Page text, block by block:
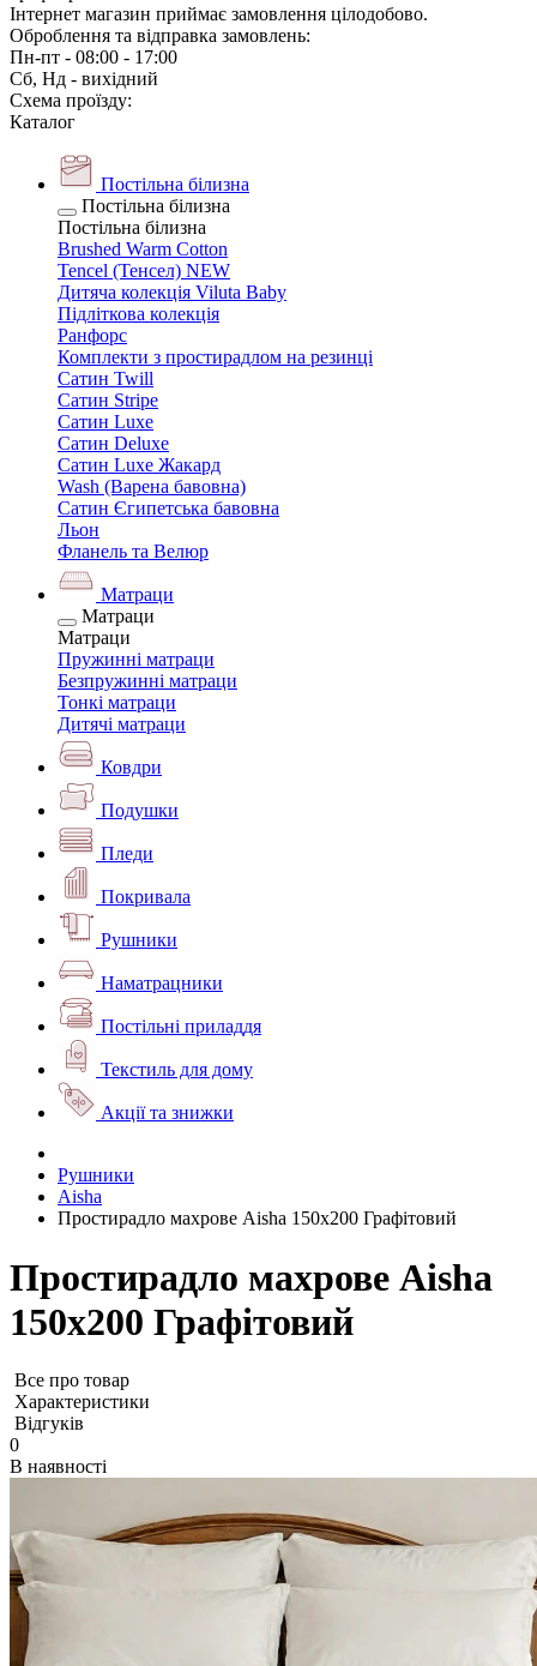
Інтернет магазин приймає замовлення цілодобово.
Оброблення та відправка замовлень:
Пн-пт - 08:00 - 17:00
Сб, Нд - вихідний
Схема проїзду:
Каталог
Постільна білизна
Постільна білизна
Постільна білизна
Brushed Warm Cotton
Tencel (Тенсел) NEW
Дитяча колекція Viluta Baby
Підліткова колекція
Ранфорс
Комплекти з простирадлом на резинці
Сатин Twill
Сатин Stripe
Сатин Luxe
Сатин Deluxe
Сатин Luxe Жакард
Wash (Варена бавовна)
Сатин Єгипетська бавовна
Льон
Фланель та Велюр
Матраци
Матраци
Матраци
Пружинні матраци
Безпружинні матраци
Тонкі матраци
Дитячі матраци
Ковдри
Подушки
Пледи
Покривала
Рушники
Наматрацники
Постільні приладдя
Текстиль для дому
Акції та знижки
Рушники
Aisha
Простирадло махрове Aisha 150х200 Графітовий
Простирадло махрове Aisha
150х200 Графітовий
Все про товар
Характеристики
Відгуків
0
В наявності